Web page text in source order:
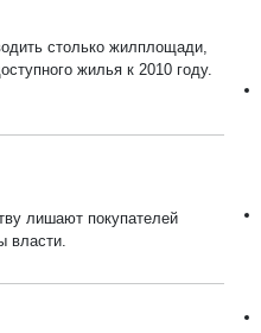
столько жилплощади,
жилья к 2010 году.
лишают покупателей
власти.